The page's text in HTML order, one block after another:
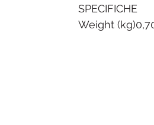
SPECIFICHE
Weight